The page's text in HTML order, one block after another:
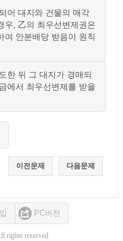
어 대지와 건물의 매각
우, 乙의 최우선변제권은
여 안분배당 받음이 원칙
한 뒤 그 대지가 경매되
에서 최우선변제를 받을
다음문제
이전문제
PC버전
rights reserved.